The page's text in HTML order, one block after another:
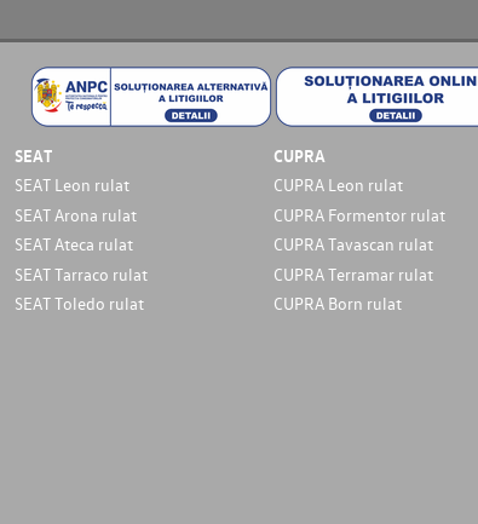
SEAT
SEAT Leon rulat
SEAT Arona rulat
SEAT Ateca rulat
SEAT Tarraco rulat
SEAT Toledo rulat
CUPRA
CUPRA Leon rulat
CUPRA Formentor rulat
CUPRA Tavascan rulat
CUPRA Terramar rulat
CUPRA Born rulat